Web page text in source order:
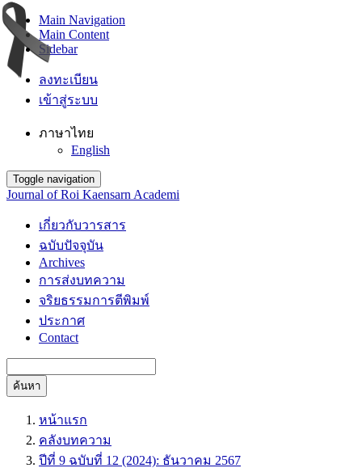
Main Navigation
Main Content
Sidebar
ลงทะเบียน
เข้าสู่ระบบ
ภาษาไทย
English
Toggle navigation
Journal of Roi Kaensarn Academi
เกี่ยวกับวารสาร
ฉบับปัจจุบัน
Archives
การส่งบทความ
จริยธรรมการตีพิมพ์
ประกาศ
Contact
ค้นหา
หน้าแรก
คลังบทความ
ปีที่ 9 ฉบับที่ 12 (2024): ธันวาคม 2567